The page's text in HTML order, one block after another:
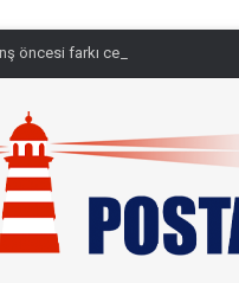
öncesi farkı cebine koydu